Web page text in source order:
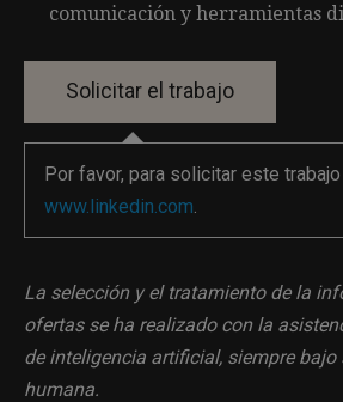
comunicación y herramientas
Por favor, para solicitar este
www.linkedin.com.
La selección y el tratamiento de la
ofertas se ha realizado con la
de inteligencia artificial, siempre bajo
humana.